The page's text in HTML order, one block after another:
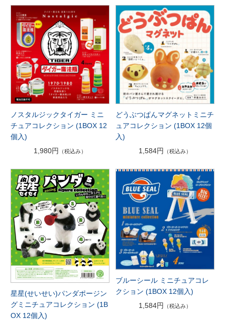
ノスタルジックタイガー ミニ
チュアコレクション (1BOX 12
個入)
1,980円
（税込み）
どうぶつぱんマグネットミニチ
ュアコレクション (1BOX 12個
入)
1,584円
（税込み）
星星(せいせい)パンダポージン
グミニチュアコレクション (1B
OX 12個入)
ブルーシール ミニチュアコレ
クション (1BOX 12個入)
1,584円
（税込み）